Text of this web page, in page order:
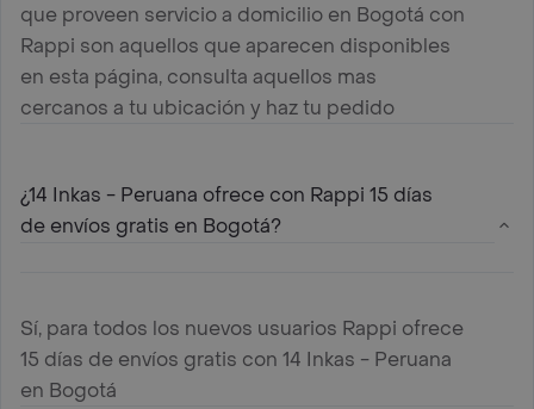
que proveen servicio a domicilio en Bogotá con
Rappi son aquellos que aparecen disponibles
en esta página, consulta aquellos mas
cercanos a tu ubicación y haz tu pedido
¿14 Inkas - Peruana ofrece con Rappi 15 días
de envíos gratis en Bogotá?
Sí, para todos los nuevos usuarios Rappi ofrece
15 días de envíos gratis con 14 Inkas - Peruana
en Bogotá